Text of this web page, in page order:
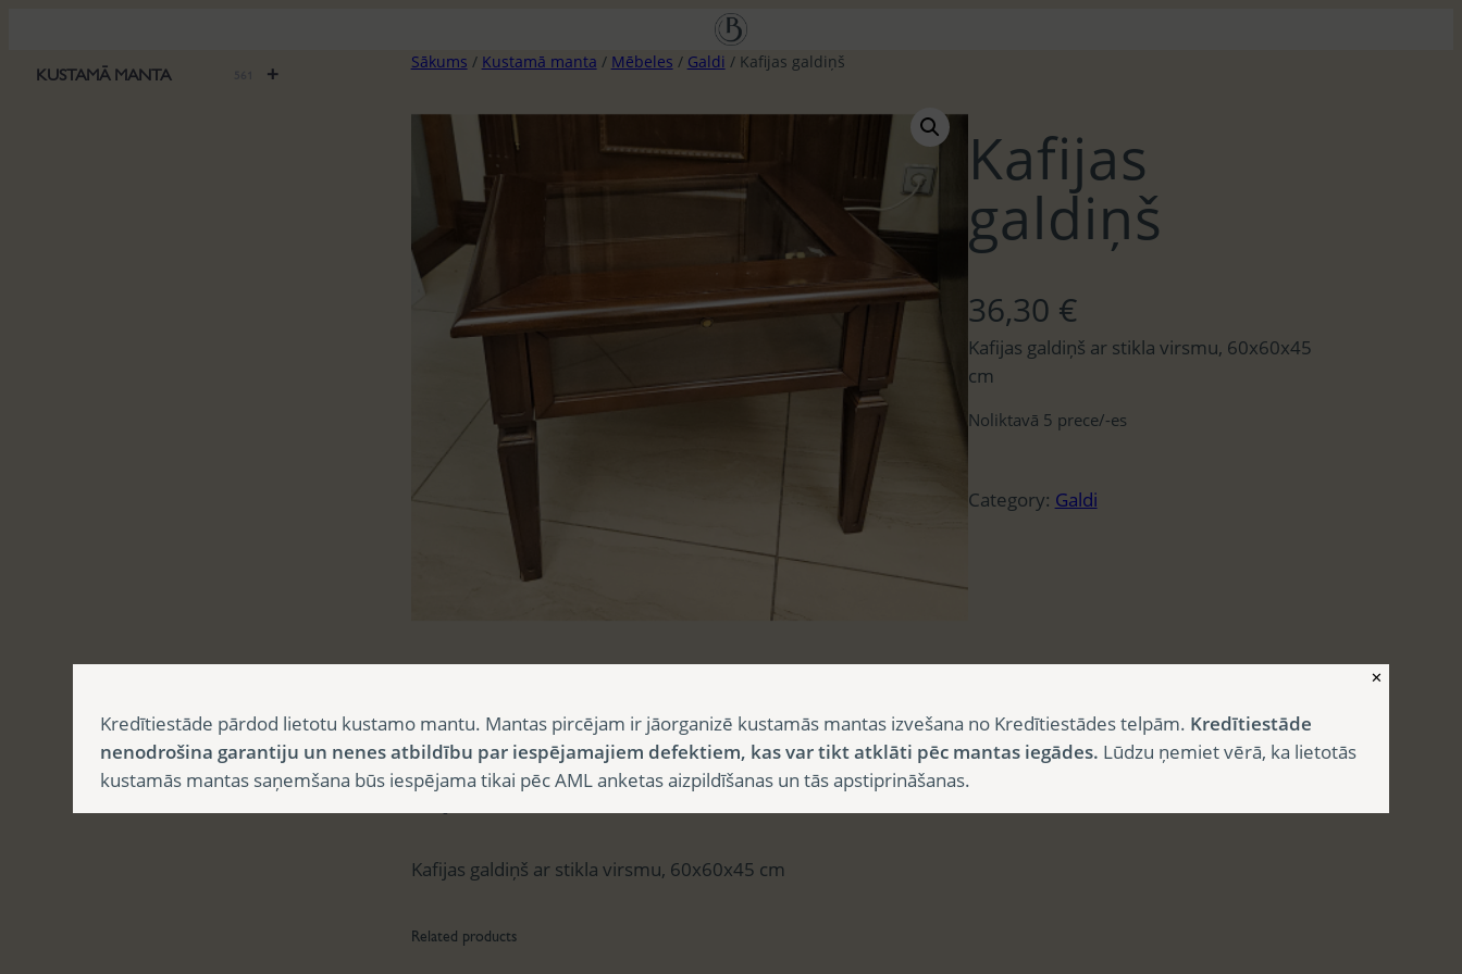
saturu
+
KUSTAMĀ MANTA
Sākums / Kustamā manta / Mēbeles / Galdi / Kafijas galdiņš
Kafijas
galdiņš
36,30 €
Kafijas galdiņš ar stikla virsmu, 60x60x45
cm
Noliktavā 5 prece/-es
Category: Galdi
Apraksts
Kafijas galdiņš ar stikla virsmu, 60x60x45 cm
Related products
✕
Kredītiestāde pārdod lietotu kustamo mantu. Mantas pircējam ir jāorganizē kustamās mantas izvešana no Kredītiestādes telpām. Kredītiestāde
nenodrošina garantiju un nenes atbildību par iespējamajiem defektiem, kas var tikt atklāti pēc mantas iegādes. Lūdzu ņemiet vērā, ka lietotās
kustamās mantas saņemšana būs iespējama tikai pēc AML anketas aizpildīšanas un tās apstiprināšanas.